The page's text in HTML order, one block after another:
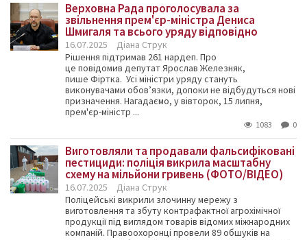
Верховна Рада проголосувала за
звільнення прем'єр-міністра Дениса
Шмигаля та всього уряду відповідно
16.07.2025
Діана Струк
Рішення підтримав 261 нардеп. Про
це повідомив депутат Ярослав Железняк,
пише Фіртка. Усі міністри уряду стануть
виконувачами обовʼязки, допоки не відбудуться нові
призначення. Нагадаємо, у вівторок, 15 липня,
прем'єр-міністр ...
1083 0
Виготовляли та продавали фальсифіковані
пестициди: поліція викрила масштабну
схему на мільйони гривень (ФОТО/ВІДЕО)
16.07.2025
Діана Струк
Поліцейські викрили злочинну мережу з
виготовлення та збуту контрафактної агрохімічної
продукції під виглядом товарів відомих міжнародних
компаній. Правоохоронці провели 89 обшуків на